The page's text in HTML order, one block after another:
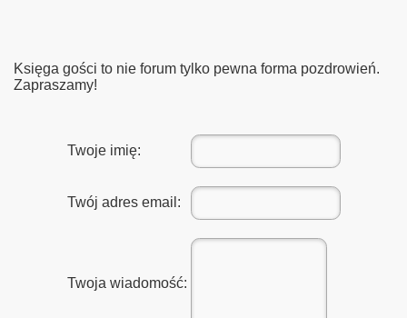
Księga gości to nie forum tylko pewna forma pozdrowień.
Zapraszamy!
Twoje imię:
Twój adres email:
Twoja wiadomość:
13-14.09.2014r
2014r. „
"Historia i Współczesność"
dawnej magistrali kolejowej Berlin - Wrocław w